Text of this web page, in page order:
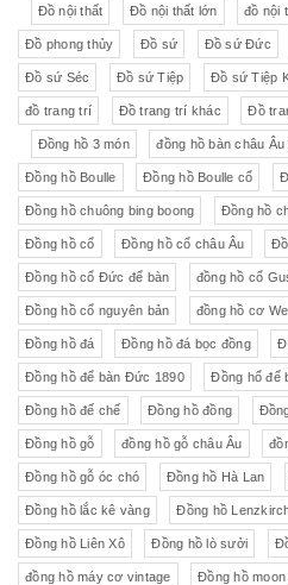
Đồ nội thất Đồ nội thất lớn đồ nội
Đồ phong thủy Đồ sứ Đồ sứ Đức
Đồ sứ Séc Đồ sứ Tiệp Đồ sứ Tiệp
đồ trang trí Đồ trang trí khác Đồ
Đồng hồ 3 món đồng hồ bàn châu
Đồng hồ Boulle Đồng hồ Boulle cổ
Đồng hồ chuông bing boong Đồng hồ
Đồng hồ cổ Đồng hồ cổ châu Âu
Đồng hồ cổ Đức để bàn đồng hồ cổ
Đồng hồ cổ nguyên bản đồng hồ cơ
Đồng hồ đá Đồng hồ đá bọc đồng
Đồng hồ để bàn Đức 1890 Đồng hổ để
Đồng hồ đế chế Đồng hồ đồng
Đồng hồ gỗ đồng hồ gỗ châu Âu
Đồng hồ gỗ óc chó Đồng hồ Hà Lan
Đồng hồ lắc kê vàng Đồng hồ
Đồng hồ Liên Xô Đồng hồ lò sưởi
đồng hồ máy cơ vintage Đồng hồ moon